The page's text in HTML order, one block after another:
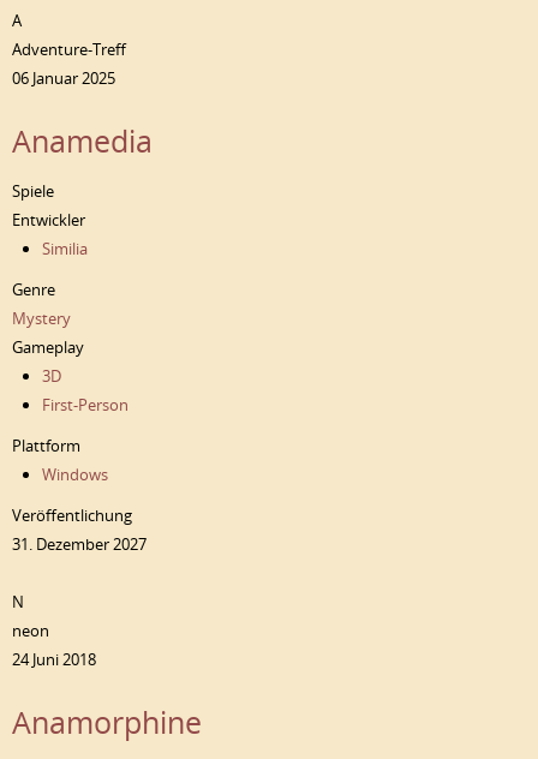
A
Adventure-Treff
06 Januar 2025
Anamedia
Spiele
Entwickler
Similia
Genre
Mystery
Gameplay
3D
First-Person
Plattform
Windows
Veröffentlichung
31. Dezember 2027
N
neon
24 Juni 2018
Anamorphine